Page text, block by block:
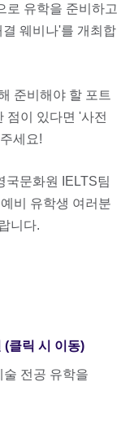
로 유학을 준비하고
웨비나'를 개최합
준비해야 할 포트
점이 있다면 '사전
세요!
국문화원 IELTS팀
비 유학생 여러분
니다.
(클릭 시 이동)
전공 유학을